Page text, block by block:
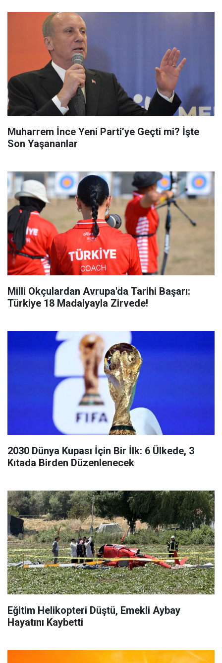
Muharrem İnce Yeni Parti’ye Geçti mi? İşte
Son Yaşananlar
Milli Okçulardan Avrupa'da Tarihi Başarı:
Türkiye 18 Madalyayla Zirvede!
2030 Dünya Kupası İçin Bir İlk: 6 Ülkede, 3
Kıtada Birden Düzenlenecek
Eğitim Helikopteri Düştü, Emekli Aybay
Hayatını Kaybetti